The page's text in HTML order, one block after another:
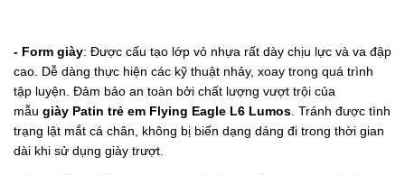
- Form giày: Được cấu tạo lớp vỏ nhựa rất dày chịu lực và va đập
cao. Dễ dàng thực hiện các kỹ thuật nhảy, xoay trong quá trình
tập luyện. Đảm bảo an toàn bởi chất lượng vượt trội của
mẫu giày Patin trẻ em Flying Eagle L6 Lumos . Tránh được tình
trạng lật mắt cá chân, không bị biến dạng dáng đi trong thời gian
dài khi sử dụng giày trượt.